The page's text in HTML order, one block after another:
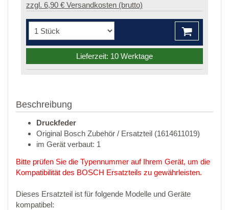
zzgl. 6,90 € Versandkosten (brutto)
Lieferzeit: 10 Werktage
Beschreibung
Druckfeder
Original Bosch Zubehör / Ersatzteil (1614611019)
im Gerät verbaut: 1
Bitte prüfen Sie die Typennummer auf Ihrem Gerät, um die
Kompatibilität des BOSCH Ersatzteils zu gewährleisten.
Dieses Ersatzteil ist für folgende Modelle und Geräte
kompatibel: